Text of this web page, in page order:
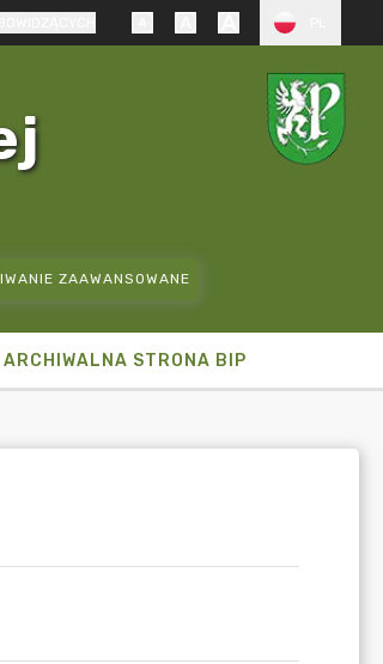
ZAAWANSOWANE
ARCHIWALNA STRONA BIP